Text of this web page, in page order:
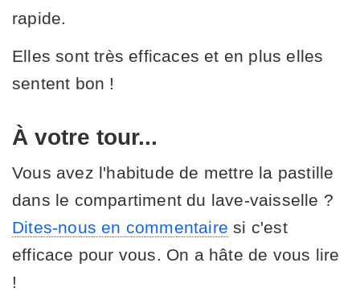
rapide.
Elles sont très efficaces et en plus elles
sentent bon !
À votre tour...
Vous avez l'habitude de mettre la pastille
dans le compartiment du lave-vaisselle ?
Dites-nous en commentaire si c'est
efficace pour vous. On a hâte de vous lire
!